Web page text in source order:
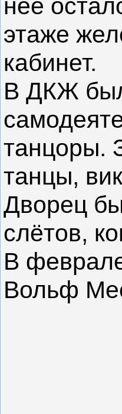
этаже
кабинет.
В ДКЖ
танцоры.
танцы,
Дворец
слётов,
В
Вольф